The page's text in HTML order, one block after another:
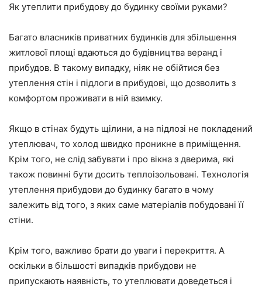
Як утеплити прибудову до будинку своїми руками?
Багато власників приватних будинків для збільшення
житлової площі вдаються до будівництва веранд і
прибудов. В такому випадку, ніяк не обійтися без
утеплення стін і підлоги в прибудові, що дозволить з
комфортом проживати в ній взимку.
Якщо в стінах будуть щілини, а на підлозі не покладений
утеплювач, то холод швидко проникне в приміщення.
Крім того, не слід забувати і про вікна з дверима, які
також повинні бути досить теплоізольовані. Технологія
утеплення прибудови до будинку багато в чому
залежить від того, з яких саме матеріалів побудовані її
стіни.
Крім того, важливо брати до уваги і перекриття. А
оскільки в більшості випадків прибудови не
припускають наявність, то утеплювати доведеться і